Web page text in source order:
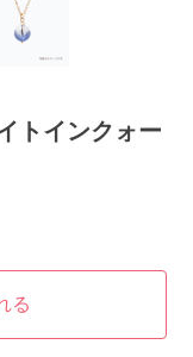
トインクォー
る